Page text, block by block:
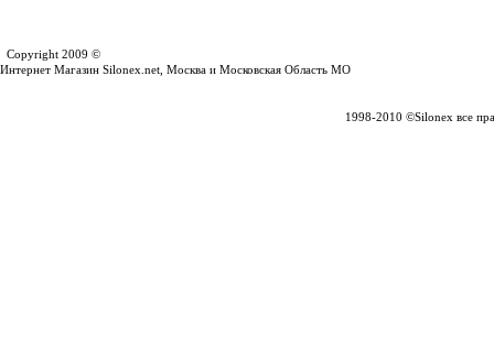
Copyright 2009 ©
Интернет Магазин Silonex.net, Москва и Московская Область МО
1998-2010 ©Silonex все